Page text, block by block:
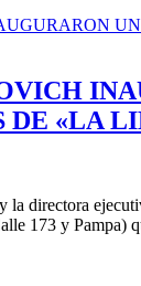
«LA
directora
173 y Pampa)